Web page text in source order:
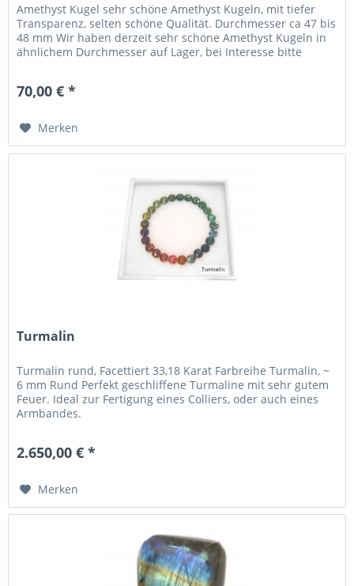
Amethyst Kugel sehr schöne Amethyst Kugeln, mit tiefer
Transparenz, selten schöne Qualität. Durchmesser ca 47 bis
48 mm Wir haben derzeit sehr schöne Amethyst Kugeln in
ähnlichem Durchmesser auf Lager, bei Interesse bitte
70,00 € *
Merken
Turmalin
Turmalin rund, Facettiert 33,18 Karat Farbreihe Turmalin, ~
6 mm Rund Perfekt geschliffene Turmaline mit sehr gutem
Feuer. Ideal zur Fertigung eines Colliers, oder auch eines
Armbandes.
2.650,00 € *
Merken